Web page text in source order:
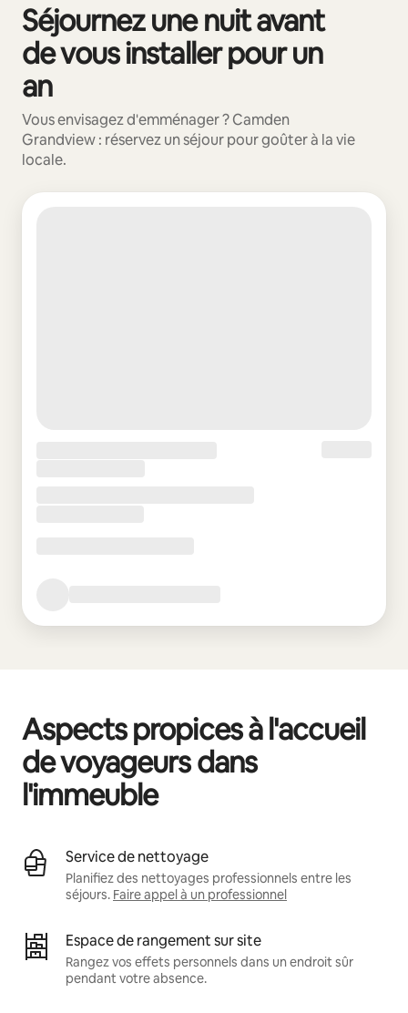
Séjournez une nuit avant
de vous installer pour un
an
Vous envisagez d'emménager ? Camden
Grandview : réservez un séjour pour goûter à la vie
locale.
0 sur 0 élément visible
Aspects propices à l'accueil
de voyageurs dans
l'immeuble
Service de nettoyage
Planifiez des nettoyages professionnels entre les
séjours. Faire appel à un professionnel
Espace de rangement sur site
Rangez vos effets personnels dans un endroit sûr
pendant votre absence.